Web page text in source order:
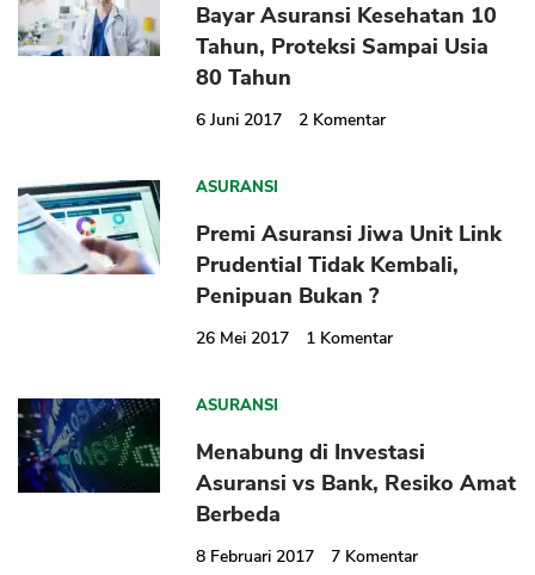
Bayar Asuransi Kesehatan 10
Tahun, Proteksi Sampai Usia
80 Tahun
6 Juni 2017 2 Komentar
ASURANSI
Premi Asuransi Jiwa Unit Link
Prudential Tidak Kembali,
Penipuan Bukan ?
26 Mei 2017 1 Komentar
ASURANSI
Menabung di Investasi
Asuransi vs Bank, Resiko Amat
Berbeda
8 Februari 2017 7 Komentar